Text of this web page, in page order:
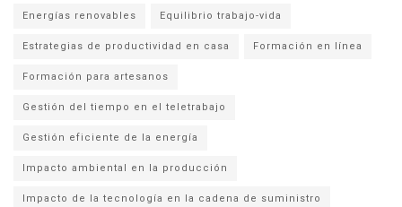
Energías renovables Equilibrio trabajo-vida
Estrategias de productividad en casa Formación en línea
Formación para artesanos
Gestión del tiempo en el teletrabajo
Gestión eficiente de la energía
Impacto ambiental en la producción
Impacto de la tecnología en la cadena de suministro